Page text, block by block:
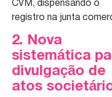
CVM, dispensando o
registro na junta
2. Nova
sistemática
divulgação de
atos